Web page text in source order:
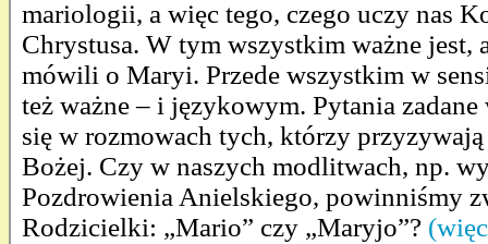
mariologii, a więc tego, czego uczy nas
Chrystusa. W tym wszystkim ważne jest,
mówili o Maryi. Przede wszystkim w
też ważne – i językowym. Pytania
się w rozmowach tych, którzy
Bożej. Czy w naszych modlitwach, np.
Pozdrowienia Anielskiego, powinniśmy
Rodzicielki: „Mario” czy „Maryjo”?